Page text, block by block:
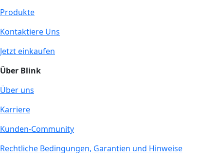
Produkte
Kontaktiere Uns
Jetzt einkaufen
Über Blink
Über uns
Karriere
Kunden-Community
Rechtliche Bedingungen, Garantien und Hinweise